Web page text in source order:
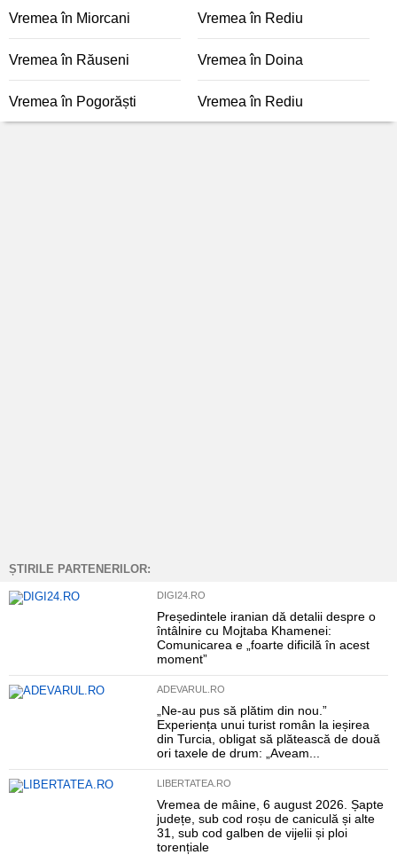
Vremea în Miorcani Vremea în Rediu
Vremea în Răuseni Vremea în Doina
Vremea în Pogorăști Vremea în Rediu
ȘTIRILE PARTENERILOR:
DIGI24.RO
Președintele iranian dă detalii despre o
întâlnire cu Mojtaba Khamenei:
Comunicarea e „foarte dificilă în acest
moment”
ADEVARUL.RO
„Ne-au pus să plătim din nou.”
Experiența unui turist român la ieșirea
din Turcia, obligat să plătească de două
ori taxele de drum: „Aveam...
LIBERTATEA.RO
Vremea de mâine, 6 august 2026. Șapte
județe, sub cod roșu de caniculă și alte
31, sub cod galben de vijelii și ploi
torențiale